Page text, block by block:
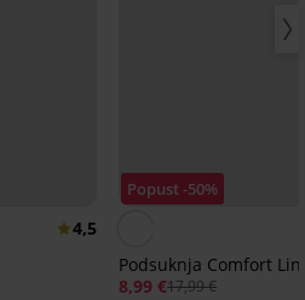
4,5
Popust -50%
Podsuknja Comfort
8,99 €17,99 €